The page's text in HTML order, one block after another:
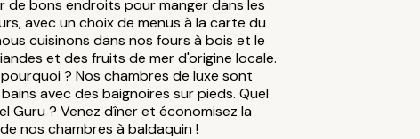
bons endroits pour manger dans les
avec un choix de menus à la carte du
cuisinons dans nos fours à bois et le
et des fruits de mer d'origine locale.
? Nos chambres de luxe sont
avec des baignoires sur pieds. Quel
Guru ? Venez dîner et économisez la
nos chambres à baldaquin !